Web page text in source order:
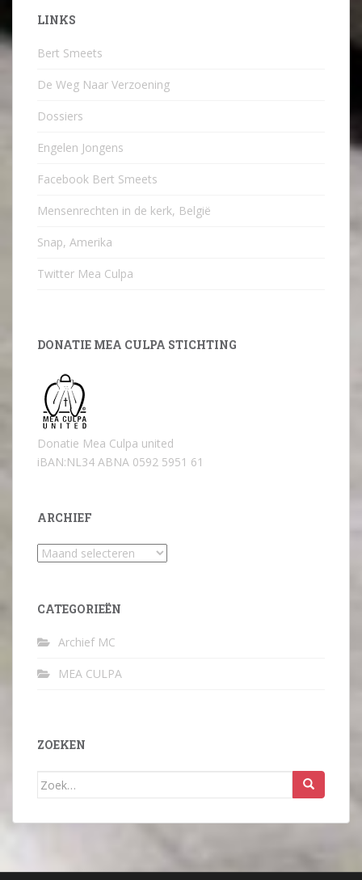
LINKS
Bert Smeets
De Weg Naar Verzoening
Dossiers
Engelen Jongens
Facebook Bert Smeets
Mensenrechten in de kerk, België
Snap, Amerika
Twitter Mea Culpa
DONATIE MEA CULPA STICHTING
Donatie Mea Culpa united
iBAN:NL34 ABNA 0592 5951 61
ARCHIEF
Archief
CATEGORIEËN
Archief MC
MEA CULPA
ZOEKEN
Zoek